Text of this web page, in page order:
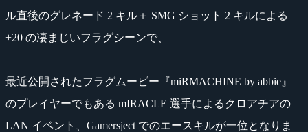
ル直後のグレネード 2 キル＋ SMG ショット 2 キルによる
+20 の凄まじいフラグシーンで、
最近公開されたフラグムービー『miRMACHINE by abbie』
のプレイヤーでもある mIRACLE 選手によるクロアチアの
LAN イベント、Gamersject でのエースキルが一位となりま